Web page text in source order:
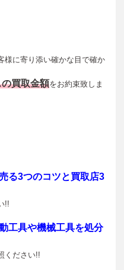
様に寄り添い確かな目で確か
買取金額をお約束致しま
る3つのコツと買取店3
!!
工具や機械工具を処分
ください!!